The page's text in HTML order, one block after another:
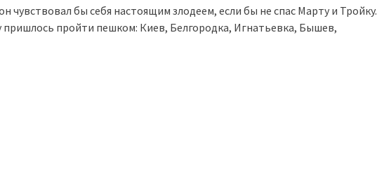
чувствовал бы себя настоящим злодеем, если бы не спас Марту и Тройку.
пришлось пройти пешком: Киев, Белгородка, Игнатьевка, Бышев,